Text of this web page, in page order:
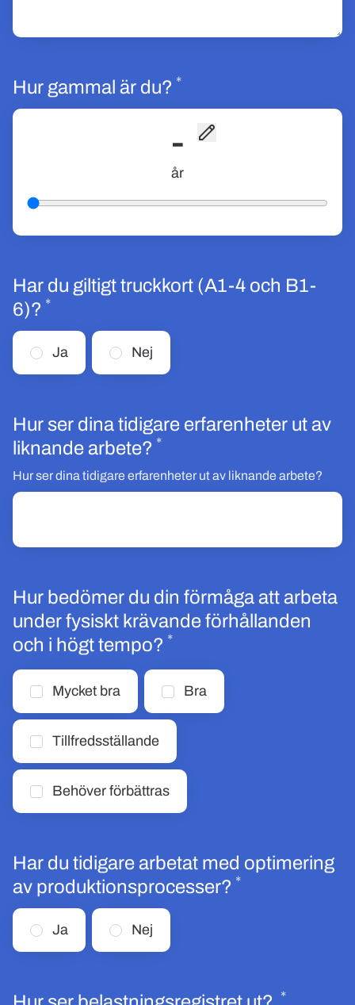
Hur gammal är du? *Obligatoriskt
-
år
Har du giltigt truckkort (A1-4 och B1-
6)? *Obligatoriskt
Ja Nej
Hur ser dina tidigare erfarenheter ut av
liknande arbete? *Obligatoriskt
Hur ser dina tidigare erfarenheter ut av liknande arbete?
Hur bedömer du din förmåga att arbeta
under fysiskt krävande förhållanden
och i högt tempo? *Obligatoriskt
Mycket bra Bra
Tillfredsställande
Behöver förbättras
Har du tidigare arbetat med optimering
av produktionsprocesser? *Obligatoriskt
Ja Nej
*